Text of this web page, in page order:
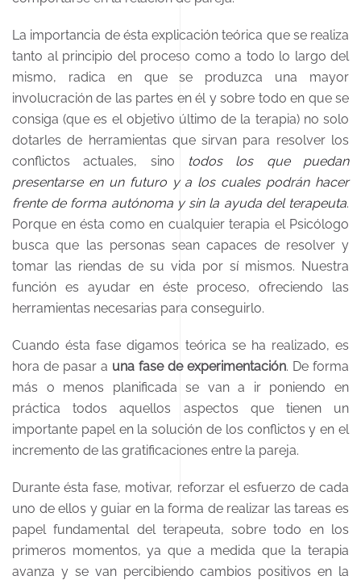
La importancia de ésta explicación teórica que se realiza
tanto al principio del proceso como a todo lo largo del
mismo, radica en que se produzca una mayor
involucración de las partes en él y sobre todo en que se
consiga (que es el objetivo último de la terapia) no solo
dotarles de herramientas que sirvan para resolver los
conflictos actuales, sino
todos los que puedan
presentarse en un futuro y a los cuales podrán hacer
frente de forma autónoma y sin la ayuda del terapeuta.
Porque en ésta como en cualquier terapia el Psicólogo
busca que las personas sean capaces de resolver y
tomar las riendas de su vida por sí mismos. Nuestra
función es ayudar en éste proceso, ofreciendo las
herramientas necesarias para conseguirlo.
Cuando ésta fase digamos teórica se ha realizado, es
hora de pasar a una fase de experimentación. De forma
más o menos planificada se van a ir poniendo en
práctica todos aquellos aspectos que tienen un
importante papel en la solución de los conflictos y en el
incremento de las gratificaciones entre la pareja.
Durante ésta fase, motivar, reforzar el esfuerzo de cada
uno de ellos y guiar en la forma de realizar las tareas es
papel fundamental del terapeuta, sobre todo en los
primeros momentos, ya que a medida que la terapia
avanza y se van percibiendo cambios positivos en la